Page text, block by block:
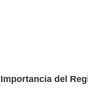
Importancia del